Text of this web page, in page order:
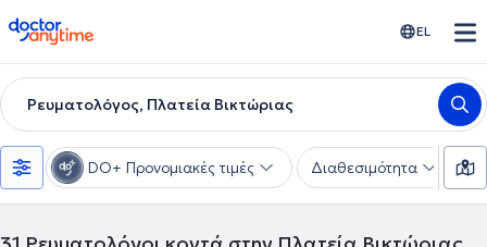
doctoranytime EL
Ρευματολόγος, Πλατεία Βικτώριας
DO+ Προνομιακές τιμές Διαθεσιμότητα